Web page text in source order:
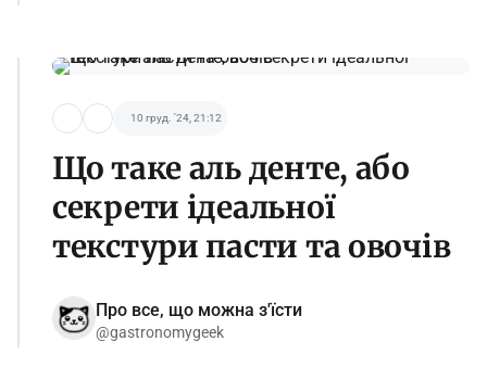
10 груд. '24, 21:12
Що таке аль денте, або
секрети ідеальної
текстури пасти та овочів
Про все, що можна з'їсти
@gastronomygeek